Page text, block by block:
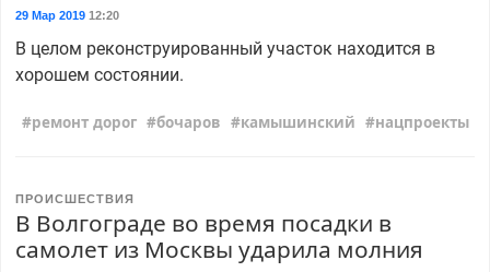
29 Мар 201912:20
В целом реконструированный участок находится в
хорошем состоянии.
ремонт дорог бочаров камышинский нацпроекты
ПРОИСШЕСТВИЯ
В Волгограде во время посадки в
самолет из Москвы ударила молния